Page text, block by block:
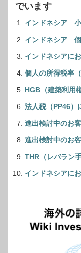
でいます
インドネシア 小
インドネシア 個
インドネシアに
個人の所得税率
HGB（建築利用
法人税（PP46）
進出検討中のお
進出検討中のお
THR（レバラン
インドネシアに